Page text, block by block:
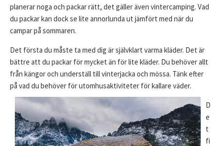
planerar noga och packar rätt, det gäller även vintercamping. Vad
du packar kan dock se lite annorlunda ut jämfört med när du
campar på sommaren.
Det första du måste ta med dig är självklart varma kläder. Det är
bättre att du packar för mycket än för lite kläder. Du behöver allt
från kängor och underställ till vinterjacka och mössa. Tänk efter
på vad du behöver för utomhusaktiviteter för kallare väder.
D
e
t
fi